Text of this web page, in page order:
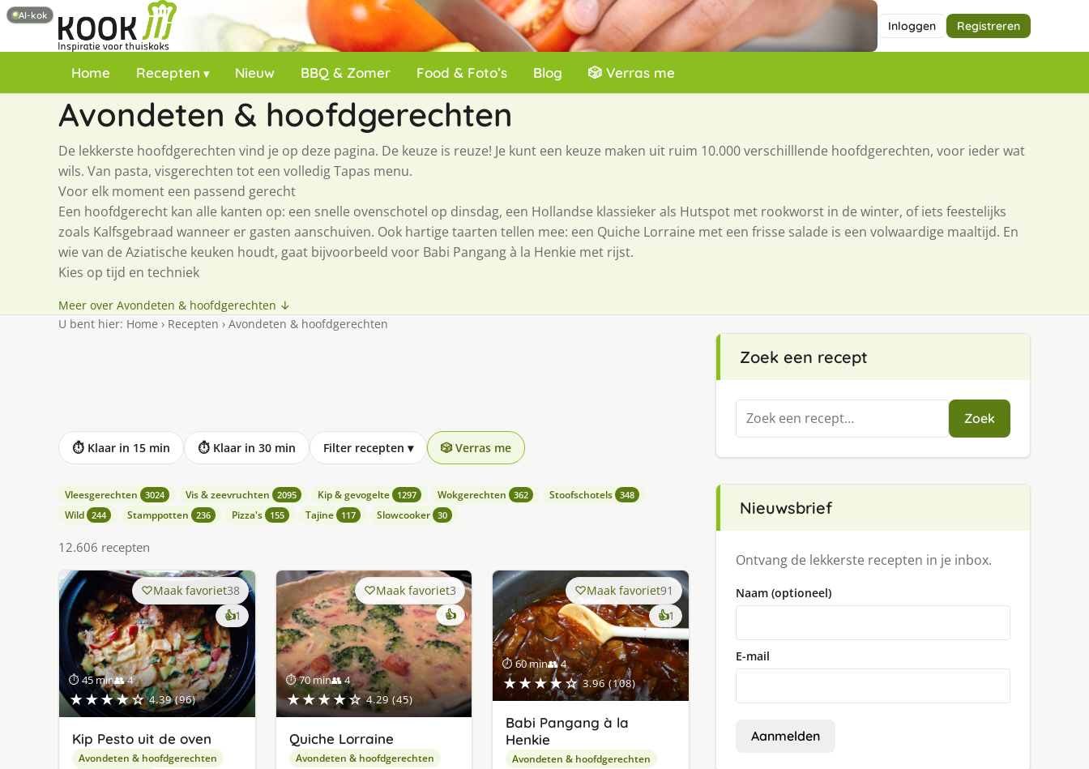
Inloggen Registreren
Home Recepten Nieuw BBQ & Zomer Food & Foto’s Blog 🎲 Verras me
Avondeten & hoofdgerechten
De lekkerste hoofdgerechten vind je op deze pagina. De keuze is reuze! Je kunt een keuze maken uit ruim 10.000 verschilllende hoofdgerechten, voor ieder wat
wils. Van pasta, visgerechten tot een volledig Tapas menu.
Voor elk moment een passend gerecht
Een hoofdgerecht kan alle kanten op: een snelle ovenschotel op dinsdag, een Hollandse klassieker als Hutspot met rookworst in de winter, of iets feestelijks
zoals Kalfsgebraad wanneer er gasten aanschuiven. Ook hartige taarten tellen mee: een Quiche Lorraine met een frisse salade is een volwaardige maaltijd. En
wie van de Aziatische keuken houdt, gaat bijvoorbeeld voor Babi Pangang à la Henkie met rijst.
Kies op tijd en techniek
Meer over Avondeten & hoofdgerechten ↓
U bent hier: Home › Recepten › Avondeten & hoofdgerechten
⏱ Klaar in 15 min ⏱ Klaar in 30 min Filter recepten ▾ 🎲 Verras me
Vleesgerechten 3024 Vis & zeevruchten 2095 Kip & gevogelte 1297 Wokgerechten 362 Stoofschotels 348
Wild 244 Stamppotten 236 Pizza's 155 Tajine 117 Slowcooker 30
12.606 recepten
⏱ 45 min👥 4
★★★★☆ 4.39 (96)
Maak favoriet38
👍1keer
lekker
gevonden
Kip Pesto uit de oven
Avondeten & hoofdgerechten
⏱ 70 min👥 4
★★★★☆ 4.29 (45)
Maak favoriet3
👍
Quiche Lorraine
Avondeten & hoofdgerechten
⏱ 60 min👥 4
★★★★☆ 3.96 (108)
Maak favoriet91
👍1keer
lekker
gevonden
Babi Pangang à la
Henkie
Avondeten & hoofdgerechten
Zoek een recept
Zoeken
naar:
Zoek
Nieuwsbrief
Ontvang de lekkerste recepten in je inbox.
Naam (optioneel)
E-mail
Aanmelden
AI-kok